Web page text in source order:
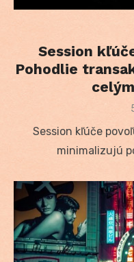
Session
Pohodlie
Session kľúče
minimalizujú